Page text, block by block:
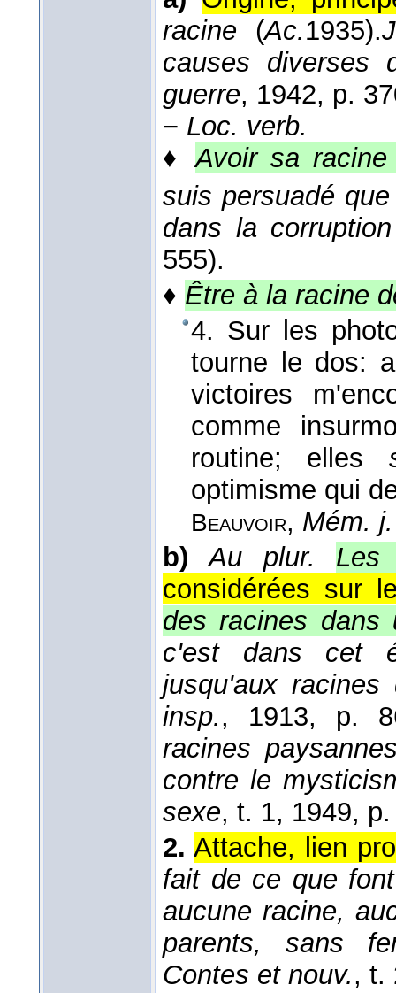
racine (Ac.1935).
causes diverses
guerre, 1942, p.
− Loc. verb.
♦Avoir sa racine
suis persuadé
dans la corruption
555).
♦ Être à la racine
4. Sur les
tourne le dos:
victoires
comme
routine; elles
optimisme qui
Beauvoir, Mém.
b)
Au plur.
Les
considérées sur
des racines dans
c'est dans cet
jusqu'aux
insp., 1913, p.
racines
contre le
sexe, t. 1, 1949,
2. Attache, lien
fait de ce que
aucune racine,
parents, sans
Contes et nouv., t.